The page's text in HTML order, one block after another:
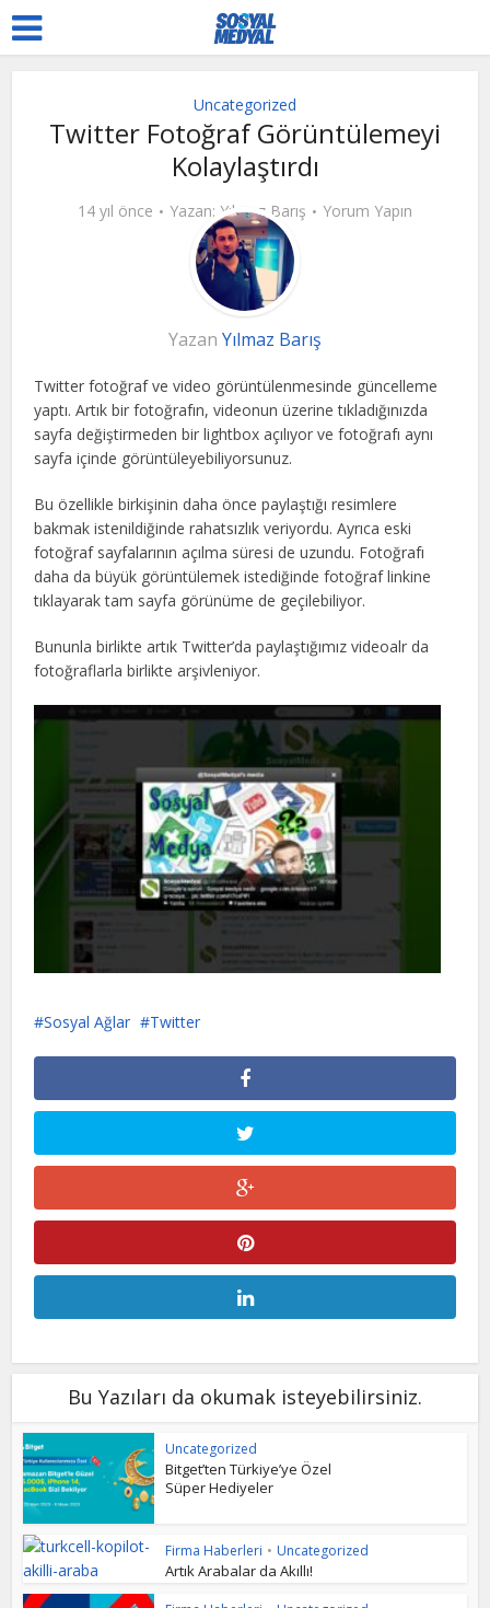
Uncategorized
Twitter Fotoğraf Görüntülemeyi
Kolaylaştırdı
14 yıl önce Yazan: Yılmaz Barış Yorum Yapın
Yazan Yılmaz Barış
Twitter fotoğraf ve video görüntülenmesinde güncelleme
yaptı. Artık bir fotoğrafın, videonun üzerine tıkladığınızda
sayfa değiştirmeden bir lightbox açılıyor ve fotoğrafı aynı
sayfa içinde görüntüleyebiliyorsunuz.
Bu özellikle birkişinin daha önce paylaştığı resimlere
bakmak istenildiğinde rahatsızlık veriyordu. Ayrıca eski
fotoğraf sayfalarının açılma süresi de uzundu. Fotoğrafı
daha da büyük görüntülemek istediğinde fotoğraf linkine
tıklayarak tam sayfa görünüme de geçilebiliyor.
Bununla birlikte artık Twitter’da paylaştığımız videoalr da
fotoğraflarla birlikte arşivleniyor.
Sosyal Ağlar Twitter
Bu Yazıları da okumak isteyebilirsiniz.
Uncategorized
Bitget’ten Türkiye’ye Özel
Süper Hediyeler
Firma Haberleri • Uncategorized
Artık Arabalar da Akıllı!